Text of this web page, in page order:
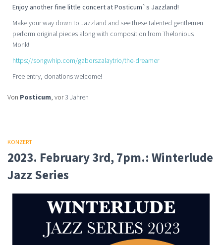
Enjoy another fine little concert at Posticum`s Jazzland!
Make your way down to Jazzland and see these talented gentlemen
perform original pieces along with composition from Thelonious
Monk!
https://songwhip.com/gaborszalaytrio/the-dreamer
Free entry, donations welcome!
Von Posticum, vor3 Jahren
KONZERT
2023. February 3rd, 7pm.: Winterlude
Jazz Series